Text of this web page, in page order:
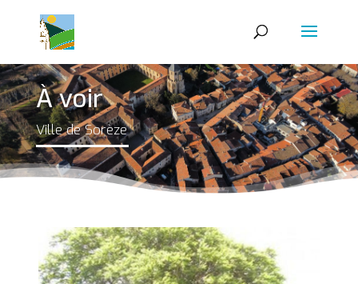
À voir
Ville de Sorèze